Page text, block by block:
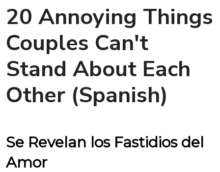
20 Annoying Things
Couples Can't
Stand About Each
Other (Spanish)
Se Revelan los Fastidios del
Amor